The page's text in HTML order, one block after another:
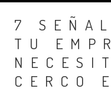
7
TU
CERCO